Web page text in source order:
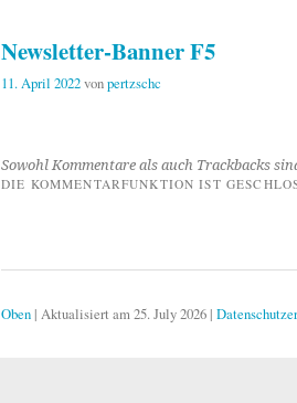
Newsletter-Banner F5
11. April 2022vonpertzschc
Sowohl Kommentare als auch Trackbacks
DIE KOMMENTARFUNKTION IST
Oben | Aktualisiert am 25. July 2026 |